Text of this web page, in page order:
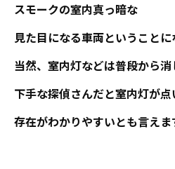
スモークの室内真っ暗な
見た目になる車両ということに
当然、室内灯などは普段から消
下手な探偵さんだと室内灯が
存在がわかりやすいとも言えま